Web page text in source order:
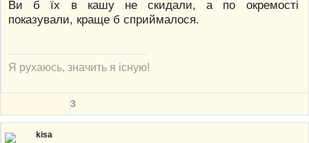
Ви б їх в кашу не скидали, а по окремості
показували, краще б сприймалося.
Я рухаюсь, значить я існую!
3
kisa